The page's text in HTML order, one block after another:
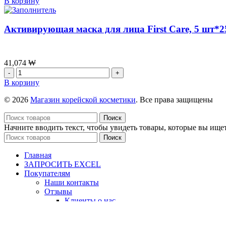
[Sulwhasoo]
бальзам
для
Glowing
Lip
Balm
№
030
г
Активирующая маска для лица First Care, 5
41,074 ₩
Количество
товара
Активирующая
маска
лица
First
Care,
5
шт*25г
В корзину
© 2026 Магазин корейской косметики. Все права защищены
Поиск
Начните вводить текст, чтобы увидеть товары, которые вы
Поиск
Главная
ЗАПРОСИТЬ EXCEL
Покупателям
Наши контакты
Отзывы
Клиенты о нас